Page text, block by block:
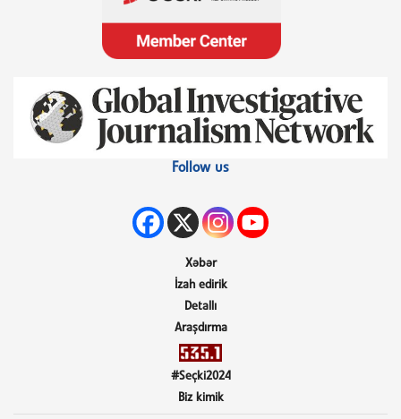
Follow us
Xəbər
İzah edirik
Detallı
Araşdırma
#Seçki2024
Biz kimik